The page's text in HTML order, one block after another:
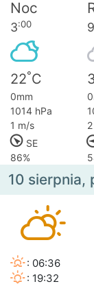
Noc
3:00 9
22°C
0mm
1014 hPa
1 m/s
SE
86%
10 sierpnia,
: 06:36
: 19:32